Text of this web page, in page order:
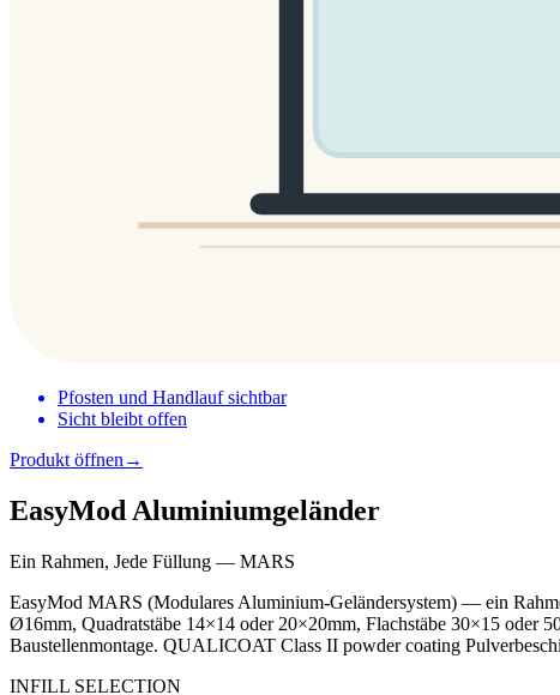
Pfosten und Handlauf sichtbar
Sicht bleibt offen
Produkt öffnen→
EasyMod Aluminiumgeländer
Ein Rahmen, Jede Füllung — MARS
EasyMod MARS (Modulares Aluminium-Geländersystem) — ein
Ø16mm, Quadratstäbe 14×14 oder 20×20mm, Flachstäbe 30×15 oder
Baustellenmontage. QUALICOAT Class II powder coating
INFILL SELECTION